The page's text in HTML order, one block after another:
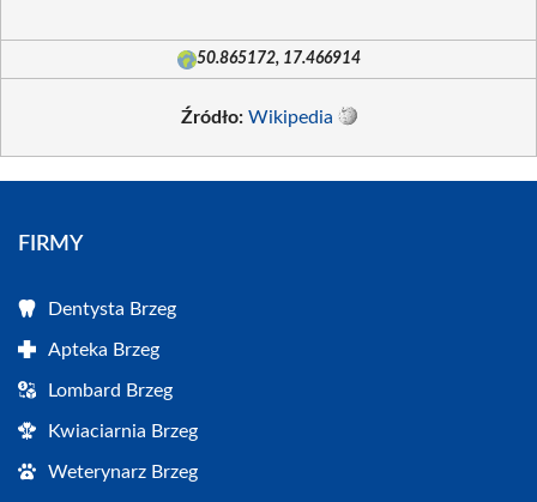
50.865172, 17.466914
Źródło: Wikipedia
FIRMY
Dentysta Brzeg
Apteka Brzeg
Lombard Brzeg
Kwiaciarnia Brzeg
Weterynarz Brzeg